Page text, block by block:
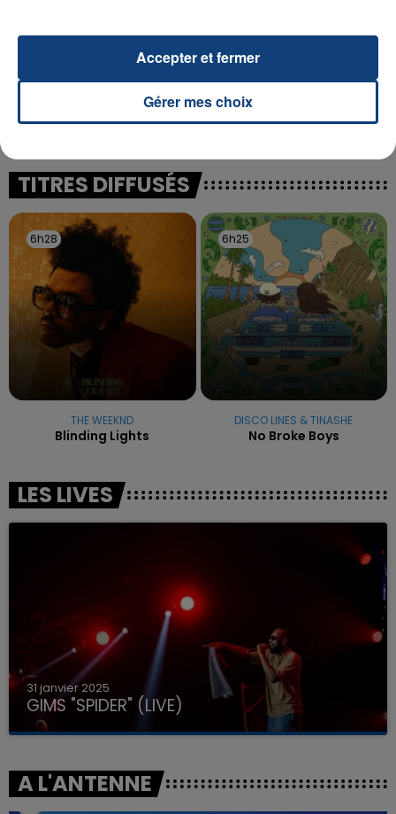
UNE ADOLESCENTE DEVANT SE FAIRE
OPÉRER DE LA CHEVILLE RESSORT DE LA...
La famille a porté plainte contre la clinique qui a
excuses.
TITRES DIFFUSÉS
6h28
6h28
THE WEEKND
Blinding Lights
6h25
6h25
DISCO LINES & TINASHE
No Broke Boys
LES LIVES
31 janvier 2025
GIMS "SPIDER" (LIVE)
A L'ANTENNE
Gérer mes choix
Accepter et fermer